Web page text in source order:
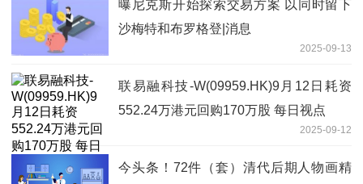
曝尼克斯开始探索交易方案 以同时留下
沙梅特和布罗格登|消息
2025-09-13
联易融科技-W(09959.HK)9月12日耗资
552.24万港元回购170万股 每日视点
2025-09-12
今头条！72件（套）清代后期人物画精